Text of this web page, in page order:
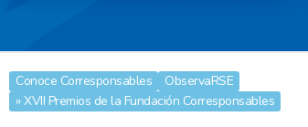
Conoce Corresponsables
ObservaRSE
» XVII Premios de la Fundación Corresponsables